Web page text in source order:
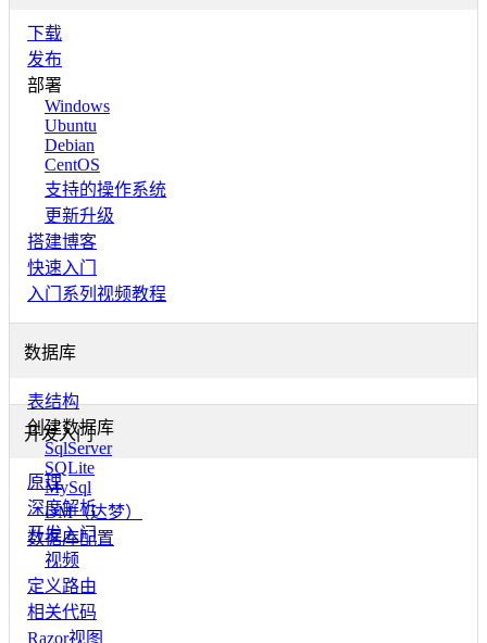
下载
发布
部署
Windows
Ubuntu
Debian
CentOS
支持的操作系统
更新升级
搭建博客
快速入门
入门系列视频教程
数据库
表结构
创建数据库
SqlServer
SQLite
MySql
DM（达梦）
数据库配置
开发入门
原理
深度解析
开发入门
视频
定义路由
相关代码
Razor视图